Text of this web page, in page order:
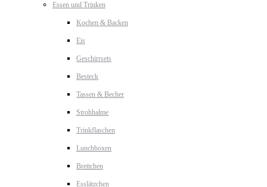
Essen und Trinken
Kochen & Backen
Eis
Geschirrsets
Besteck
Tassen & Becher
Strohhalme
Trinkflaschen
Lunchboxen
Brettchen
Esslätzchen